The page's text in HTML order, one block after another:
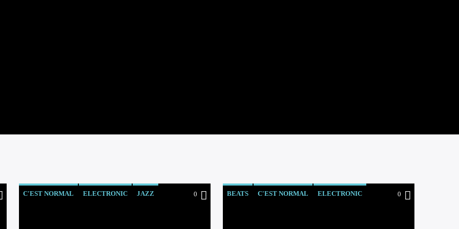
C'EST NORMAL ELECTRONIC JAZZ 0 BEATS C'EST NORMAL ELECTRONIC 0